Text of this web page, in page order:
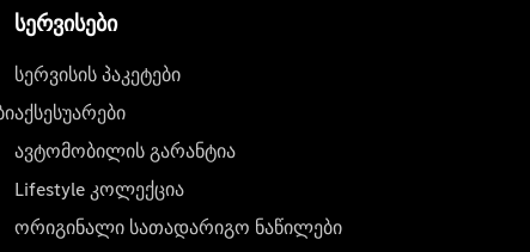
სერვისები
სერვისის პაკეტები
აქსესუარები
ავტომობილის გარანტია
Lifestyle კოლექცია
ორიგინალი სათადარიგო ნაწილები